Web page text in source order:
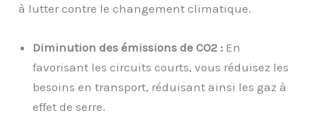
à lutter contre le changement climatique.
Diminution des émissions de CO2 : En
favorisant les circuits courts, vous réduisez les
besoins en transport, réduisant ainsi les gaz à
effet de serre.